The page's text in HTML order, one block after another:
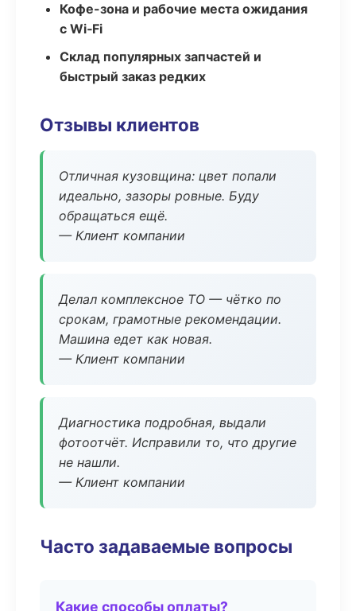
Кофе-зона и рабочие места ожидания
с Wi‑Fi
Склад популярных запчастей и
быстрый заказ редких
Отзывы клиентов
Отличная кузовщина: цвет попали
идеально, зазоры ровные. Буду
обращаться ещё.
— Клиент компании
Делал комплексное ТО — чётко по
срокам, грамотные рекомендации.
Машина едет как новая.
— Клиент компании
Диагностика подробная, выдали
фотоотчёт. Исправили то, что другие
не нашли.
— Клиент компании
Часто задаваемые вопросы
Какие способы оплаты?